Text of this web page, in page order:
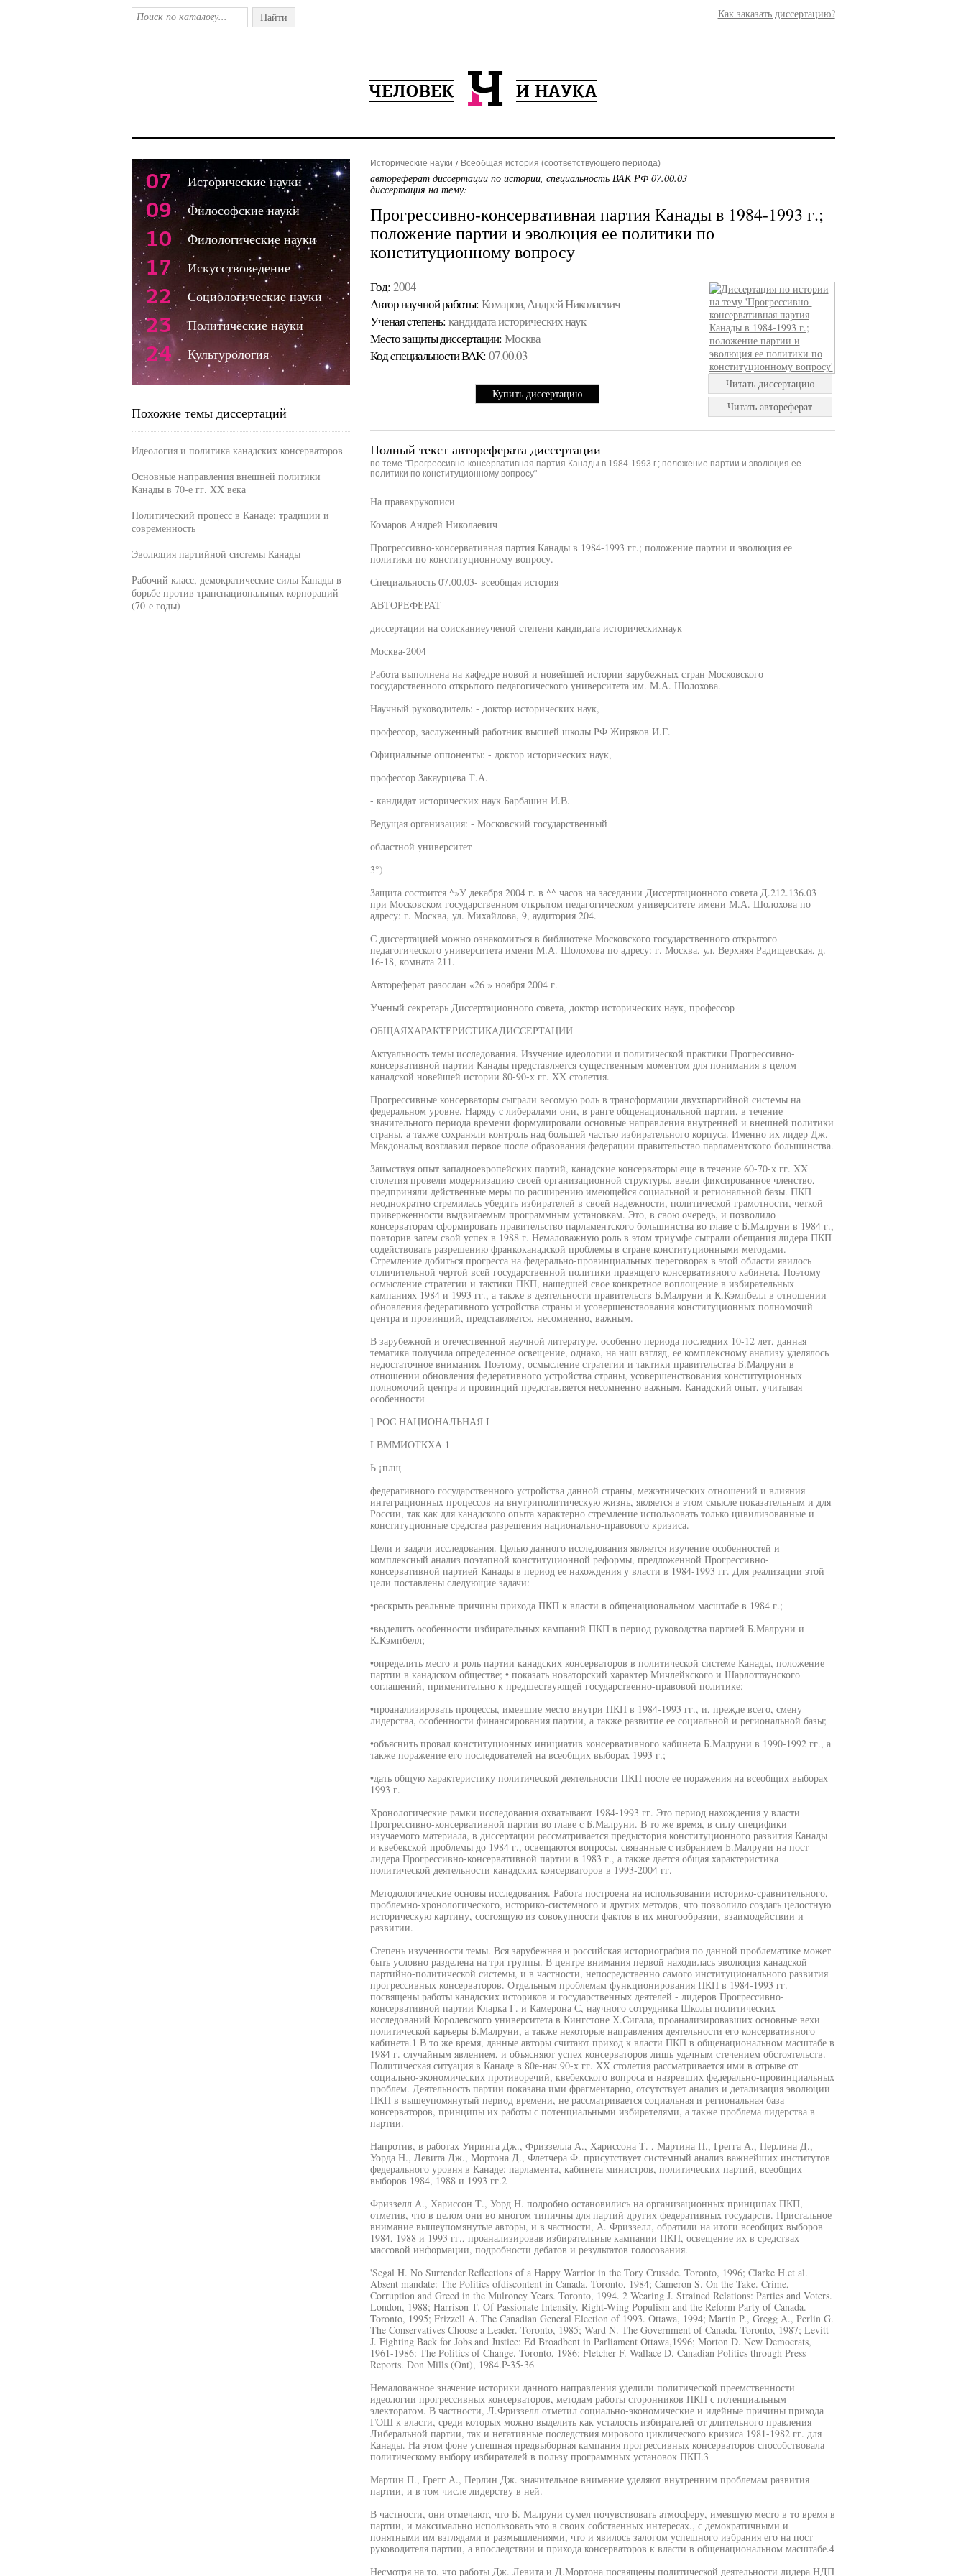
Найти Как заказать диссертацию?
Исторические науки Всеобщая история (соответствующего периода)
автореферат диссертации по истории, специальность ВАК РФ 07.00.03
диссертация на тему:
Прогрессивно-консервативная партия Канады в 1984-1993 г.;
положение партии и эволюция ее политики по
конституционному вопросу
Год: 2004
Автор научной работы: Комаров, Андрей Николаевич
Ученая cтепень: кандидата исторических наук
Место защиты диссертации: Москва
Код cпециальности ВАК: 07.00.03
Купить диссертацию
Читать диссертацию
Читать автореферат
Полный текст автореферата диссертации
по теме "Прогрессивно-консервативная партия Канады в 1984-1993 г.; положение партии и эволюция ее
политики по конституционному вопросу"
На правахрукописи
Комаров Андрей Николаевич
Прогрессивно-консервативная партия Канады в 1984-1993 гг.; положение партии и эволюция ее
политики по конституционному вопросу.
Специальность 07.00.03- всеобщая история
АВТОРЕФЕРАТ
диссертации на соисканиеученой степени кандидата историческихнаук
Москва-2004
Работа выполнена на кафедре новой и новейшей истории зарубежных стран Московского
государственного открытого педагогического университета им. М.А. Шолохова.
Научный руководитель: - доктор исторических наук,
профессор, заслуженный работник высшей школы РФ Жиряков И.Г.
Официальные оппоненты: - доктор исторических наук,
профессор Закаурцева Т.А.
- кандидат исторических наук Барбашин И.В.
Ведущая организация: - Московский государственный
областной университет
3°)
Защита состоится ^»У декабря 2004 г. в ^^ часов на заседании Диссертационного совета Д.212.136.03
при Московском государственном открытом педагогическом университете имени М.А. Шолохова по
адресу: г. Москва, ул. Михайлова, 9, аудитория 204.
С диссертацией можно ознакомиться в библиотеке Московского государственного открытого
педагогического университета имени М.А. Шолохова по адресу: г. Москва, ул. Верхняя Радищевская, д.
16-18, комната 211.
Автореферат разослан «26 » ноября 2004 г.
Ученый секретарь Диссертационного совета, доктор исторических наук, профессор
ОБЩАЯХАРАКТЕРИСТИКАДИССЕРТАЦИИ
Актуальность темы исследования. Изучение идеологии и политической практики Прогрессивно-
консервативной партии Канады представляется существенным моментом для понимания в целом
канадской новейшей истории 80-90-х гг. XX столетия.
Прогрессивные консерваторы сыграли весомую роль в трансформации двухпартийной системы на
федеральном уровне. Наряду с либералами они, в ранге общенациональной партии, в течение
значительного периода времени формулировали основные направления внутренней и внешней политики
страны, а также сохраняли контроль над большей частью избирательного корпуса. Именно их лидер Дж.
Макдональд возглавил первое после образования федерации правительство парламентского большинства.
Заимствуя опыт западноевропейских партий, канадские консерваторы еще в течение 60-70-х гг. XX
столетия провели модернизацию своей организационной структуры, ввели фиксированное членство,
предприняли действенные меры по расширению имеющейся социальной и региональной базы. ПКП
неоднократно стремилась убедить избирателей в своей надежности, политической грамотности, четкой
приверженности выдвигаемым программным установкам. Это, в свою очередь, и позволило
консерваторам сформировать правительство парламентского большинства во главе с Б.Малруни в 1984 г.,
повторив затем свой успех в 1988 г. Немаловажную роль в этом триумфе сыграли обещания лидера ПКП
содействовать разрешению франкоканадской проблемы в стране конституционными методами.
Стремление добиться прогресса на федерально-провинциальных переговорах в этой области явилось
отличительной чертой всей государственной политики правящего консервативного кабинета. Поэтому
осмысление стратегии и тактики ПКП, нашедшей свое конкретное воплощение в избирательных
кампаниях 1984 и 1993 гг., а также в деятельности правительств Б.Малруни и К.Кэмпбелл в отношении
обновления федеративного устройства страны и усовершенствования конституционных полномочий
центра и провинций, представляется, несомненно, важным.
В зарубежной и отечественной научной литературе, особенно периода последних 10-12 лет, данная
тематика получила определенное освещение, однако, на наш взгляд, ее комплексному анализу уделялось
недостаточное внимания. Поэтому, осмысление стратегии и тактики правительства Б.Малруни в
отношении обновления федеративного устройства страны, усовершенствования конституционных
полномочий центра и провинций представляется несомненно важным. Канадский опыт, учитывая
особенности
] РОС НАЦИОНАЛЬНАЯ I
I ВММИОТКХА 1
Ь ¡плщ
федеративного государственного устройства данной страны, межэтнических отношений и влияния
интеграционных процессов на внутриполитическую жизнь, является в этом смысле показательным и для
России, так как для канадского опыта характерно стремление использовать только цивилизованные и
конституционные средства разрешения национально-правового кризиса.
Цели и задачи исследования. Целью данного исследования является изучение особенностей и
комплексный анализ поэтапной конституционной реформы, предложенной Прогрессивно-
консервативной партией Канады в период ее нахождения у власти в 1984-1993 гг. Для реализации этой
цели поставлены следующие задачи:
•раскрыть реальные причины прихода ПКП к власти в общенациональном масштабе в 1984 г.;
•выделить особенности избирательных кампаний ПКП в период руководства партией Б.Малруни и
К.Кэмпбелл;
•определить место и роль партии канадских консерваторов в политической системе Канады, положение
партии в канадском обществе; • показать новаторский характер Мичлейкского и Шарлоттаунского
соглашений, применительно к предшествующей государственно-правовой политике;
•проанализировать процессы, имевшие место внутри ПКП в 1984-1993 гг., и, прежде всего, смену
лидерства, особенности финансирования партии, а также развитие ее социальной и региональной базы;
•объяснить провал конституционных инициатив консервативного кабинета Б.Малруни в 1990-1992 гг., а
также поражение его последователей на всеобщих выборах 1993 г.;
•дать общую характеристику политической деятельности ПКП после ее поражения на всеобщих выборах
1993 г.
Хронологические рамки исследования охватывают 1984-1993 гг. Это период нахождения у власти
Прогрессивно-консервативной партии во главе с Б.Малруни. В то же время, в силу специфики
изучаемого материала, в диссертации рассматривается предыстория конституционного развития Канады
и квебекской проблемы до 1984 г., освещаются вопросы, связанные с избранием Б.Малруни на пост
лидера Прогрессивно-консервативной партии в 1983 г., а также дается общая характеристика
политической деятельности канадских консерваторов в 1993-2004 гг.
Методологические основы исследования. Работа построена на использовании историко-сравнительного,
проблемно-хронологического, историко-системного и других методов, что позволило создагь целостную
историческую картину, состоящую из совокупности фактов в их многообразии, взаимодействии и
развитии.
Степень изученности темы. Вся зарубежная и российская историография по данной проблематике может
быть условно разделена на три группы. В центре внимания первой находилась эволюция канадской
партийно-политической системы, и в частности, непосредственно самого институционального развития
прогрессивных консерваторов. Отдельным проблемам функционирования ПКП в 1984-1993 гг.
посвящены работы канадских историков и государственных деятелей - лидеров Прогрессивно-
консервативной партии Кларка Г. и Камерона С, научного сотрудника Школы политических
исследований Королевского университета в Кингстоне Х.Сигала, проанализировавших основные вехи
политической карьеры Б.Малруни, а также некоторые направления деятельности его консервативного
кабинета.1 В то же время, данные авторы считают приход к власти ПКП в общенациональном масштабе в
1984 г. случайным явлением, и объясняют успех консерваторов лишь удачным стечением обстоятельств.
Политическая ситуация в Канаде в 80е-нач.90-х гг. XX столетия рассматривается ими в отрыве от
социально-экономических противоречий, квебекского вопроса и назревших федерально-провинциальных
проблем. Деятельность партии показана ими фрагментарно, отсутствует анализ и детализация эволюции
ПКП в вышеупомянутый период времени, не рассматривается социальная и региональная база
консерваторов, принципы их работы с потенциальными избирателями, а также проблема лидерства в
партии.
Напротив, в работах Уиринга Дж., Фриззелла А., Хариссона Т. , Мартина П., Грегга А., Перлина Д.,
Уорда Н., Левита Дж., Мортона Д., Флетчера Ф. присутствует системный анализ важнейших институтов
федерального уровня в Канаде: парламента, кабинета министров, политических партий, всеобщих
выборов 1984, 1988 и 1993 гг.2
Фриззелл А., Хариссон Т., Уорд Н. подробно остановились на организационных принципах ПКП,
отметив, что в целом они во многом типичны для партий других федеративных государств. Пристальное
внимание вышеупомянутые авторы, и в частности, А. Фриззелл, обратили на итоги всеобщих выборов
1984, 1988 и 1993 гг., проанализировав избирательные кампании ПКП, освещение их в средствах
массовой информации, подробности дебатов и результатов голосования.
'Segal H. No Surrender.Reflections of a Happy Warrior in the Tory Crusade. Toronto, 1996; Clarke H.et al.
Absent mandate: The Politics ofdiscontent in Canada. Toronto, 1984; Cameron S. On the Take. Crime,
Corruption and Greed in the Mulroney Years. Toronto, 1994. 2 Wearing J. Strained Relations: Parties and Voters.
London, 1988; Harrison T. Of Passionate Intensity. Right-Wing Populism and the Reform Party of Canada.
Toronto, 1995; Frizzell A. The Canadian General Election of 1993. Ottawa, 1994; Martin P., Gregg A., Perlin G.
The Conservatives Choose a Leader. Toronto, 1985; Ward N. The Government of Canada. Toronto, 1987; Levitt
J. Fighting Back for Jobs and Justice: Ed Broadbent in Parliament Ottawa,1996; Morton D. New Democrats,
1961-1986: The Politics of Change. Toronto, 1986; Fletcher F. Wallace D. Canadian Politics through Press
Reports. Don Mills (Ont), 1984.P-35-36
Немаловажное значение историки данного направления уделили политической преемственности
идеологии прогрессивных консерваторов, методам работы сторонников ПКП с потенциальным
электоратом. В частности, Л.Фриззелл отметил социально-экономические и идейные причины прихода
ГОШ к власти, среди которых можно выделить как усталость избирателей от длительного правления
Либеральной партии, так и негативные последствия мирового циклического кризиса 1981-1982 гг. для
Канады. На этом фоне успешная предвыборная кампания прогрессивных консерваторов способствовала
политическому выбору избирателей в пользу программных установок ПКП.3
Мартин П., Грегг А., Перлин Дж. значительное внимание уделяют внутренним проблемам развития
партии, и в том числе лидерству в ней.
В частности, они отмечают, что Б. Малруни сумел почувствовать атмосферу, имевшую место в то время в
партии, и максимально использовать это в своих собственных интересах., с демократичными и
понятными им взглядами и размышлениями, что и явилось залогом успешного избрания его на пост
руководителя партии, а впоследствии и прихода консерваторов к власти в общенациональном масштабе.4
Несмотря на то, что работы Дж. Левита и Д.Мортона посвящены политической деятельности лидера НДП
07 Исторические науки
09 Философские науки
10 Филологические науки
17 Искусствоведение
22 Социологические науки
23 Политические науки
24 Культурология
Похожие темы диссертаций
Идеология и политика канадских консерваторов
Основные направления внешней политики
Канады в 70-е гг. XX века
Политический процесс в Канаде: традиции и
современность
Эволюция партийной системы Канады
Рабочий класс, демократические силы Канады в
борьбе против транснациональных корпораций
(70-е годы)